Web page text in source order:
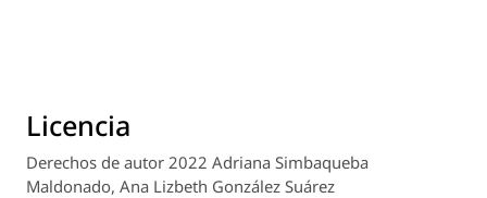
Licencia
Derechos de autor 2022 Adriana Simbaqueba
Maldonado, Ana Lizbeth González Suárez